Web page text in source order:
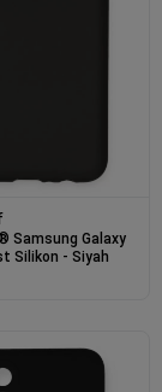
Silikon - Siyah